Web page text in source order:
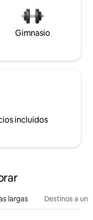
Gimnasio
incluidos
largas Destinos a un